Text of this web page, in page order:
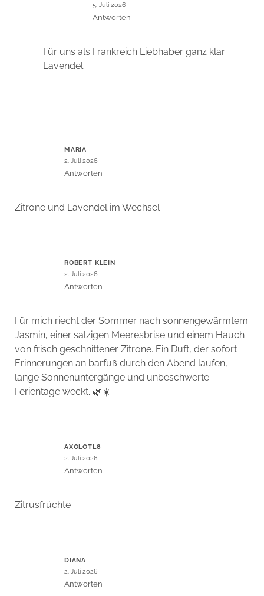
5. Juli 2026
Antworten
Für uns als Frankreich Liebhaber ganz klar
Lavendel
MARIA
2. Juli 2026
Antworten
Zitrone und Lavendel im Wechsel
ROBERT KLEIN
2. Juli 2026
Antworten
Für mich riecht der Sommer nach sonnengewärmtem
Jasmin, einer salzigen Meeresbrise und einem Hauch
von frisch geschnittener Zitrone. Ein Duft, der sofort
Erinnerungen an barfuß durch den Abend laufen,
lange Sonnenuntergänge und unbeschwerte
Ferientage weckt. 🌿☀️
AXOLOTL8
2. Juli 2026
Antworten
Zitrusfrüchte
DIANA
2. Juli 2026
Antworten